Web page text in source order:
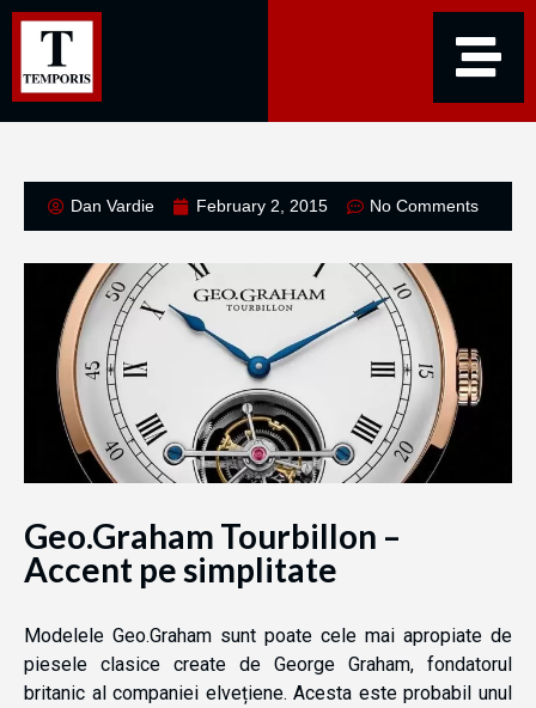
Dan Vardie February 2, 2015 No Comments
Geo.Graham Tourbillon –
Accent pe simplitate
Modelele Geo.Graham sunt poate cele mai apropiate de
piesele clasice create de George Graham, fondatorul
britanic al companiei elvețiene. Acesta este probabil unul